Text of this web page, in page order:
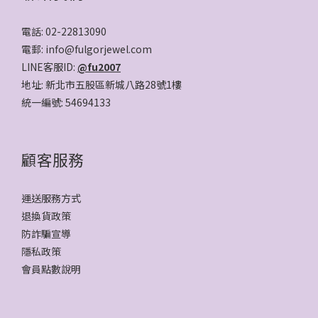
電話: 02-22813090
電郵: info@fulgorjewel.com
LINE客服ID: @fu2007
地址: 新北市五股區新城八路28號1樓
統一編號: 54694133
顧客服務
運送服務方式
退換貨政策
防詐騙宣導
隱私政策
會員點數說明